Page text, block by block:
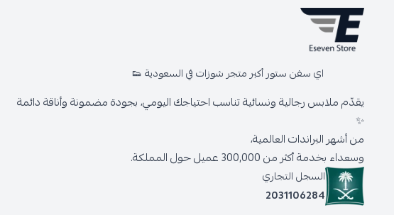
اي سفن ستور أكبر متجر شوزات في السعودية 👟
يقدّم ملابس رجالية ونسائية تناسب احتياجك اليومي، بجودة مضمونة وأناقة دائمة
✨
من أشهر البراندات العالمية،
وسعداء بخدمة أكثر من 300,000 عميل حول المملكة.
السجل التجاري
2031106284